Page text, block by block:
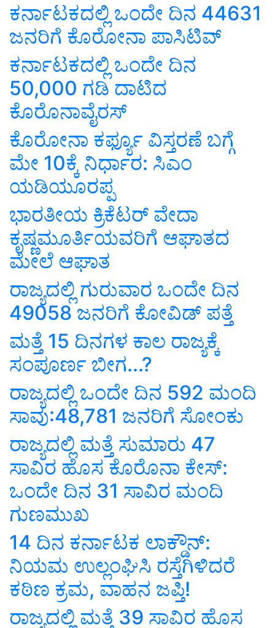
ಕರ್ನಾಟಕದಲ್ಲಿ ಒಂದೇ ದಿನ 44631
ಜನರಿಗೆ ಕೊರೋನಾ ಪಾಸಿಟಿವ್
ಕರ್ನಾಟಕದಲ್ಲಿ ಒಂದೇ ದಿನ
50,000 ಗಡಿ ದಾಟಿದ
ಕೊರೊನಾವೈರಸ್
ಕೊರೋನಾ ಕರ್ಫ್ಯೂ ವಿಸ್ತರಣೆ ಬಗ್ಗೆ
ಮೇ 10ಕ್ಕೆ ನಿರ್ಧಾರ: ಸಿಎಂ
ಯಡಿಯೂರಪ್ಪ
ಭಾರತೀಯ ಕ್ರಿಕೆಟರ್ ವೇದಾ
ಕೃಷ್ಣಮೂರ್ತಿಯವರಿಗೆ ಆಘಾತದ
ಮೇಲೆ ಆಘಾತ
ರಾಜ್ಯದಲ್ಲಿ ಗುರುವಾರ ಒಂದೇ ದಿನ
49058 ಜನರಿಗೆ ಕೋವಿಡ್ ಪತ್ತೆ
ಮತ್ತೆ 15 ದಿನಗಳ ಕಾಲ ರಾಜ್ಯಕ್ಕೆ
ಸಂಪೂರ್ಣ ಬೀಗ...?
ರಾಜ್ಯದಲ್ಲಿ ಒಂದೇ ದಿನ 592 ಮಂದಿ
ಸಾವು:48,781 ಜನರಿಗೆ ಸೋಂಕು
ರಾಜ್ಯದಲ್ಲಿ ಮತ್ತೆ ಸುಮಾರು 47
ಸಾವಿರ ಹೊಸ ಕೊರೊನಾ ಕೇಸ್:
ಒಂದೇ ದಿನ 31 ಸಾವಿರ ಮಂದಿ
ಗುಣಮುಖ
14 ದಿನ ಕರ್ನಾಟಕ ಲಾಕ್ಡೌನ್:
ನಿಯಮ ಉಲ್ಲಂಘಿಸಿ ರಸ್ತೆಗಿಳಿದರೆ
ಕಠಿಣ ಕ್ರಮ, ವಾಹನ ಜಪ್ತಿ!
ರಾಜ್ಯದಲ್ಲಿ ಮತ್ತೆ 39 ಸಾವಿರ ಹೊಸ